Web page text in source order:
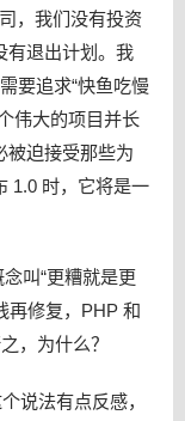
，我们没有投资
有退出计划。我
要追求“快鱼吃慢
伟大的项目并长
被迫接受那些为
1.0 时，它将是一
叫“更糟就是更
再修复，PHP 和
，为什么？
说法有点反感，